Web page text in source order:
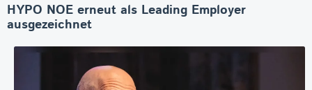
HYPO NOE erneut als Leading Employer
ausgezeichnet